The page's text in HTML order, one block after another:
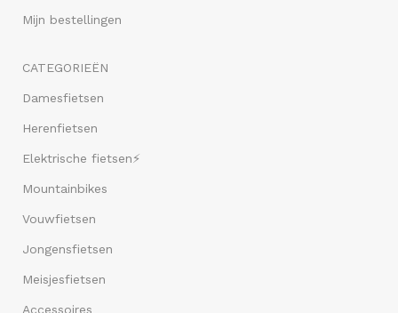
Mijn bestellingen
CATEGORIEËN
Damesfietsen
Herenfietsen
Elektrische fietsen⚡
Mountainbikes
Vouwfietsen
Jongensfietsen
Meisjesfietsen
Accessoires